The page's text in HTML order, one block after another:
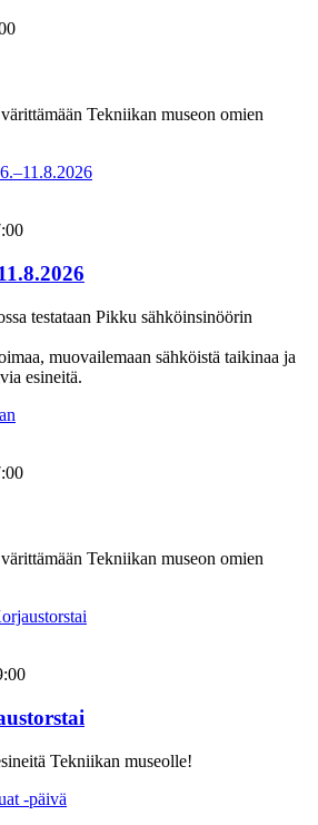
Tekniikan museon omien
testataan Pikku sähköinsinöörin
muovailemaan sähköistä taikinaa ja
esineitä.
Tekniikan museon omien
Tekniikan museolle!